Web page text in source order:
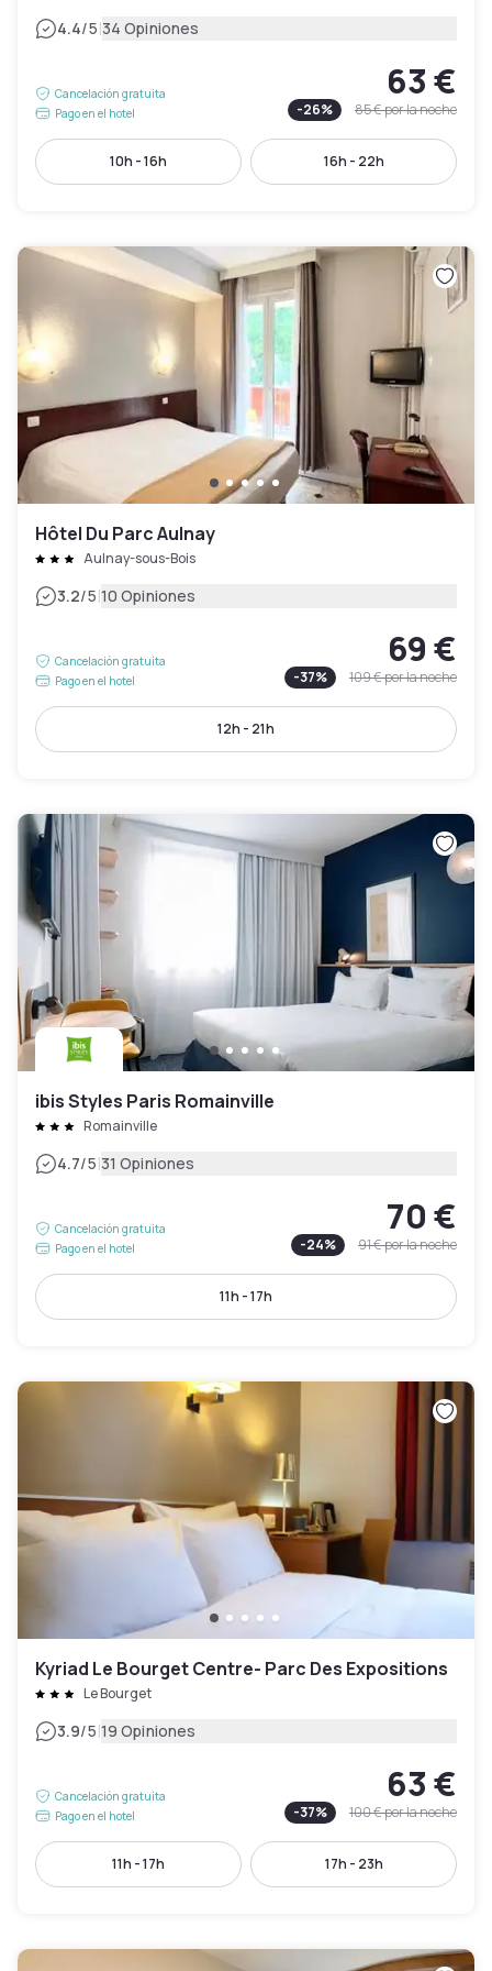
4.4/5|34 Opiniones
Cancelación gratuita
Pago en el hotel
63 €
-26% 85 €por la noche
10h - 16h 16h - 22h
Hôtel Du Parc Aulnay
Aulnay-sous-Bois
3.2/5|10 Opiniones
Cancelación gratuita
Pago en el hotel
69 €
-37% 109 €por la noche
12h - 21h
ibis Styles Paris Romainville
Romainville
4.7/5|31 Opiniones
Cancelación gratuita
Pago en el hotel
70 €
-24% 91 €por la noche
11h - 17h
Kyriad Le Bourget Centre- Parc Des Expositions
Le Bourget
3.9/5|19 Opiniones
Cancelación gratuita
Pago en el hotel
63 €
-37% 100 €por la noche
11h - 17h 17h - 23h